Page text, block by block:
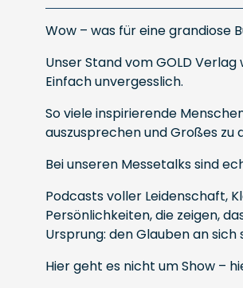
Wow – was für eine grandiose
Unser Stand vom GOLD
Einfach unvergesslich.
So viele inspirierende
auszusprechen und Großes zu
Bei unseren Messetalks sind
Podcasts voller Leidenschaft,
Persönlichkeiten, die zeigen,
Ursprung: den Glauben an sich
Hier geht es nicht um Show –